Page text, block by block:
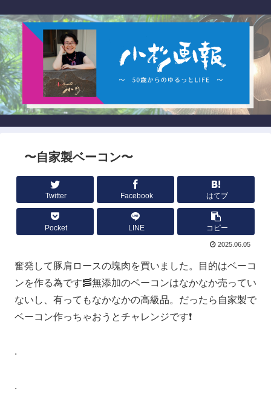
〜自家製ベーコン〜
Twitter Facebook はてブ
Pocket LINE コピー
2025.06.05
奮発して豚肩ロースの塊肉を買いました。目的はベーコ
ンを作る為です🥓無添加のベーコンはなかなか売ってい
ないし、有ってもなかなかの高級品。だったら自家製で
ベーコン作っちゃおうとチャレンジです❗️
.
.